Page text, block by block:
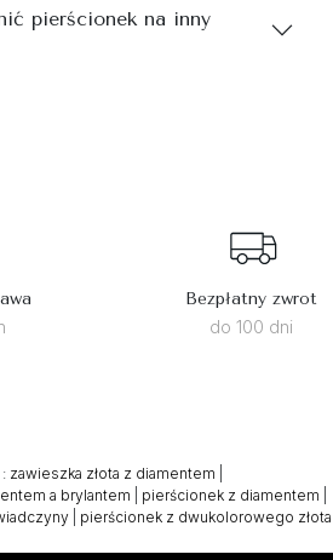
pierścionek na inny
Bezpłatny zwrot
do 100 dni
: zawieszka złota z diamentem
a brylantem
pierścionek z diamentem
| pierścionek z dwukolorowego złota